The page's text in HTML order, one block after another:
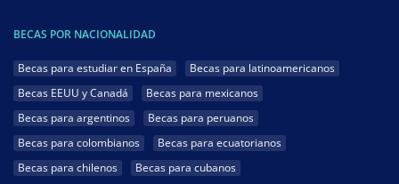
BECAS POR NACIONALIDAD
Becas para estudiar en España
Becas para latinoamericanos
Becas EEUU y Canadá
Becas para mexicanos
Becas para argentinos
Becas para peruanos
Becas para colombianos
Becas para ecuatorianos
Becas para chilenos
Becas para cubanos